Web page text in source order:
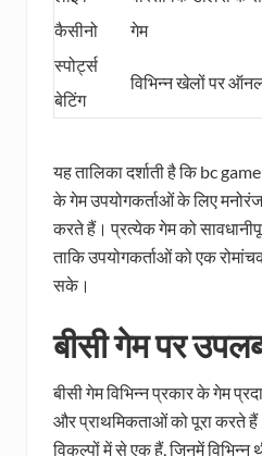
कैसीनो
गेम
स्पोर्ट्स
बेटिंग
विभिन्न खेलों पर
यह तालिका दर्शाती है कि bc
के गेम उपयोगकर्ताओं के लिए
करते हैं। प्रत्येक गेम को
ताकि उपयोगकर्ताओं को एक
सके।
बीसी गेम पर
बीसी गेम विभिन्न प्रकार के गेम
और प्राथमिकताओं को पूरा करते
विकल्पों में से एक हैं, जिनमें विभिन्न